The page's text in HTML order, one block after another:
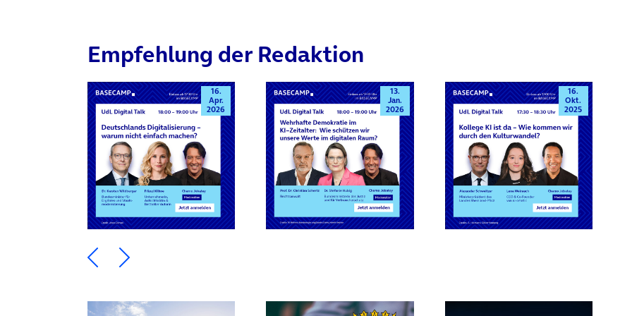
Empfehlung der Redaktion
16.
Apr.
2026
13.
Jan.
2026
16.
Okt.
2025
Ein Element zurück blättern
Ein Element weiter blättern